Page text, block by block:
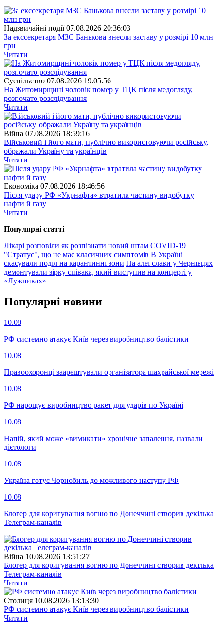
Надзвичайні події 07.08.2026 20:36:03
За екссекретаря МЗС Банькова внесли заставу у розмірі 10 млн
грн
Читати
Суспiльство 07.08.2026 19:05:56
На Житомирщині чоловік помер у ТЦК після медогляду,
розпочато розслідування
Читати
Війна 07.08.2026 18:59:16
Військовий і його мати, публічно використовуючи російську,
ображали Україну та українців
Читати
Економіка 07.08.2026 18:46:56
Після удару РФ «Укрнафта» втратила частину видобутку
нафти й газу
Читати
Популярнi статтi
Лікарі розповіли як розпізнати новий штам COVID-19
"Стратус", що не має класичних симптомів В Україні
скасували поділ на карантинні зони На алеї слави у Чернівцях
демонтували зірку співака, який виступив на концерті у
«Лужниках»
Популярнi новини
10.08
РФ системно атакує Київ через виробництво балістики
10.08
Правоохоронці заарештували організатора шахрайської мережі
10.08
РФ нарощує виробництво ракет для ударів по Україні
10.08
Напій, який може «вимикати» хронічне запалення, назвали
дієтологи
10.08
Україна готує Чорнобиль до можливого наступу РФ
10.08
Блогер для коригування вогню по Донеччині створив декілька
Телеграм-каналів
Війна 10.08.2026 13:51:27
Блогер для коригування вогню по Донеччині створив декілька
Телеграм-каналів
Читати
Столиця 10.08.2026 13:13:30
РФ системно атакує Київ через виробництво балістики
Читати